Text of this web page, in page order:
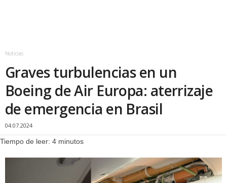
e
Noticias
Graves turbulencias en un
Boeing de Air Europa: aterrizaje
de emergencia en Brasil
04.07.2024
Tiempo de leer: 4 minutos